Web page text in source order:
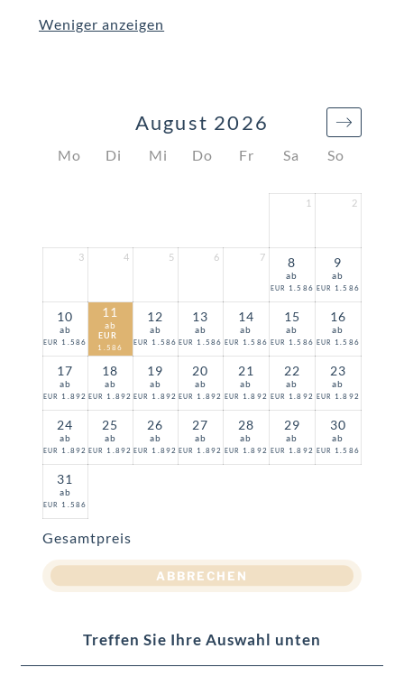
Weniger anzeigen
Mo Di Mi Do Fr Sa So
August 2026
1 2
3 4 5 6 7 8
ab
EUR 1.586
9
ab
EUR 1.586
10
ab
EUR 1.586
11
ab
EUR
1.586
12
ab
EUR 1.586
13
ab
EUR 1.586
14
ab
EUR 1.586
15
ab
EUR 1.586
16
ab
EUR 1.586
17
ab
EUR 1.892
18
ab
EUR 1.892
19
ab
EUR 1.892
20
ab
EUR 1.892
21
ab
EUR 1.892
22
ab
EUR 1.892
23
ab
EUR 1.892
24
ab
EUR 1.892
25
ab
EUR 1.892
26
ab
EUR 1.892
27
ab
EUR 1.892
28
ab
EUR 1.892
29
ab
EUR 1.892
30
ab
EUR 1.586
31
ab
EUR 1.586
Gesamtpreis
ABBRECHEN
Treffen Sie Ihre Auswahl unten